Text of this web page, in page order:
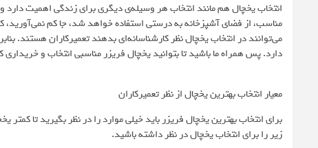
انتخاب یخچال هم مانند انتخاب هر وسیله‌ی دیگری برای زندگی اهمیت دارد
مناسب، از فضای آشپزخانه به درستی استفاده خواهد شد، جا کم نمی‌آورید،
می‌توانند در انتخاب یخچال نظر کارشناسانه‌ای بدهند تعمیرکاران هستند.
دارد. پس همراه ما باشید تا بتوانید یخچال فریزر مناسبی انتخاب و خریداری
معیار انتخاب بهترین یخچال از نظر تعمیرکاران
برای انتخاب بهترین یخچال فریزر باید خیلی موارد را در نظر بگیرید تا
زیر را برای انتخاب یخچال در نظر داشته باشید.